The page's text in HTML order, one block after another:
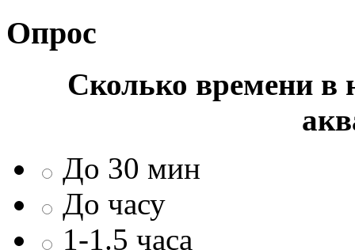
Опрос
Сколько времени в
До 30 мин
До часу
1-1.5 часа